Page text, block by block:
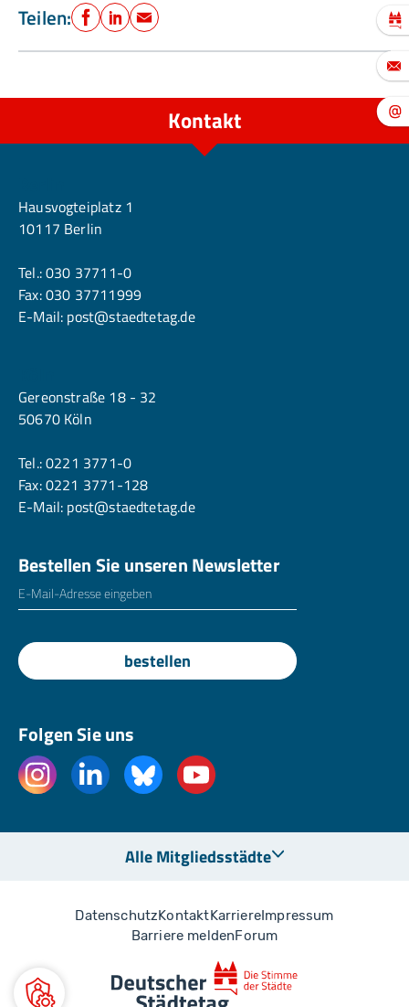
Teilen: Facebook
LinkedIn
E-Mail
Kontakt
Hausvogteiplatz 1
10117 Berlin
Tel.:030 37711-0
Fax: 030 37711999
E-Mail: post@staedtetag.de
Gereonstraße 18 - 32
50670 Köln
Tel.:0221 3771-0
Fax: 0221 3771-128
E-Mail: post@staedtetag.de
Bestellen Sie unseren Newsletter
E-Mailadresse
bestellen
Folgen Sie uns
Alle Mitgliedsstädte
DatenschutzKontaktKarriereImpressum
Barriere meldenForum